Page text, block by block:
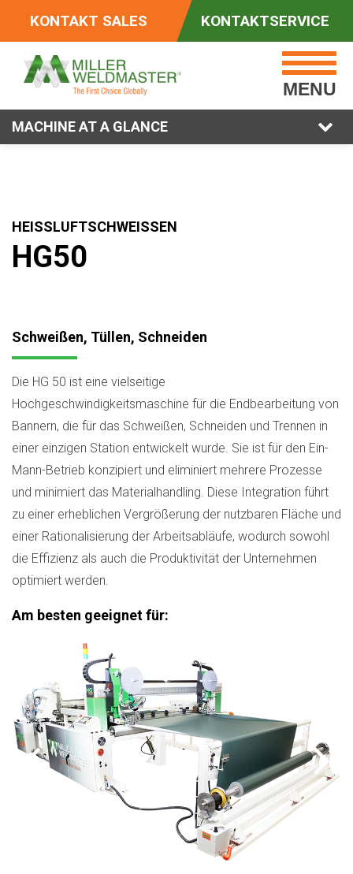
KONTAKT SALES KONTAKTSERVICE
MENU
MACHINE AT A GLANCE
HEISSLUFTSCHWEISSEN
HG50
Schweißen, Tüllen, Schneiden
Die HG 50 ist eine vielseitige
Hochgeschwindigkeitsmaschine für die Endbearbeitung von
Bannern, die für das Schweißen, Schneiden und Trennen in
einer einzigen Station entwickelt wurde. Sie ist für den Ein-
Mann-Betrieb konzipiert und eliminiert mehrere Prozesse
und minimiert das Materialhandling. Diese Integration führt
zu einer erheblichen Vergrößerung der nutzbaren Fläche und
einer Rationalisierung der Arbeitsabläufe, wodurch sowohl
die Effizienz als auch die Produktivität der Unternehmen
optimiert werden.
Am besten geeignet für: